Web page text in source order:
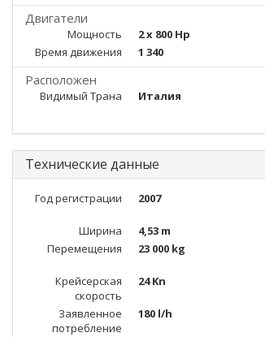
Двигатели
Мощность 2 x 800 Hp
Время движения
1 340
Расположен
Видимый Трана Италия
Технические данные
Год регистрации 2007
Ширина 4,53 m
Перемещения
23 000 kg
Крейсерская
скорость
24 Kn
Заявленное
потребление
180 l/h